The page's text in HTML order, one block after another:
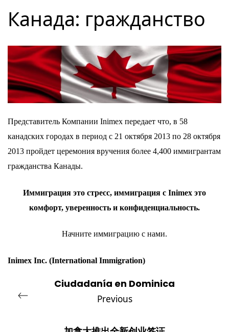
Канада: гражданство
Представитель Компании Inimex передает что, в 58
канадских городах в период с 21 октября 2013 по 28 октября
2013 пройдет церемония вручения более 4,400 иммигрантам
гражданства Канады.
Иммиграция это стресс, иммиграция с Inimex это
комфорт, уверенность и конфиденциальность.
Начните иммиграцию с нами.
Inimex Inc. (International Immigration)
Ciudadanía en Dominica
Previous